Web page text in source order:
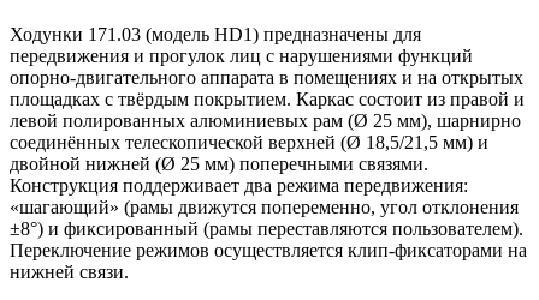
Ходунки 171.03 (модель HD1) предназначены для
передвижения и прогулок лиц с нарушениями функций
опорно-двигательного аппарата в помещениях и на открытых
площадках с твёрдым покрытием. Каркас состоит из правой и
левой полированных алюминиевых рам (Ø 25 мм), шарнирно
соединённых телескопической верхней (Ø 18,5/21,5 мм) и
двойной нижней (Ø 25 мм) поперечными связями.
Конструкция поддерживает два режима передвижения:
«шагающий» (рамы движутся попеременно, угол отклонения
±8°) и фиксированный (рамы переставляются пользователем).
Переключение режимов осуществляется клип-фиксаторами на
нижней связи.